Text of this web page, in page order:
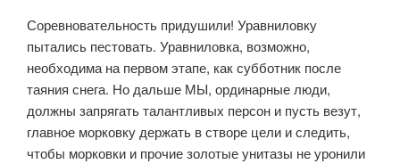
Соревновательность придушили! Уравниловку
пытались пестовать. Уравниловка, возможно,
необходима на первом этапе, как субботник после
таяния снега. Но дальше МЫ, ординарные люди,
должны запрягать талантливых персон и пусть везут,
главное морковку держать в створе цели и следить,
чтобы морковки и прочие золотые унитазы не уронили